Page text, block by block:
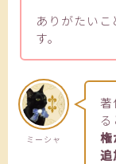
ありがたいこ
す。
ミーシャ
る
権
追